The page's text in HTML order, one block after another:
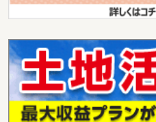
価 格
40万円
住 所
福島県
用途地域 １種住居
土地面積